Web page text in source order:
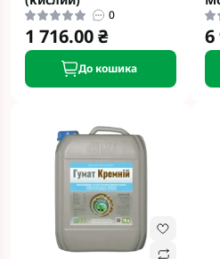
0
1 716.00 ₴
До кошика
6